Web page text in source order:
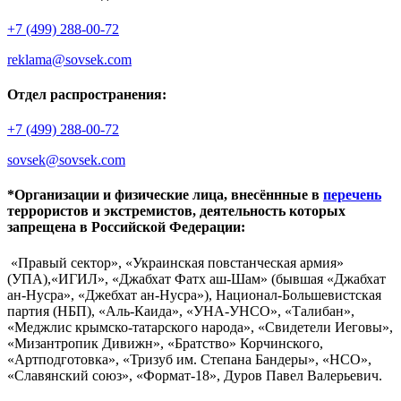
+7 (499) 288-00-72
reklama@sovsek.com
Отдел распространения:
+7 (499) 288-00-72
sovsek@sovsek.com
*Организации и физические лица, внесённные в перечень
террористов и экстремистов, деятельность которых
запрещена в Российской Федерации:
«Правый сектор», «Украинская повстанческая армия»
(УПА),«ИГИЛ», «Джабхат Фатх аш-Шам» (бывшая «Джабхат
ан-Нусра», «Джебхат ан-Нусра»), Национал-Большевистская
партия (НБП), «Аль-Каида», «УНА-УНСО», «Талибан»,
«Меджлис крымско-татарского народа», «Свидетели Иеговы»,
«Мизантропик Дивижн», «Братство» Корчинского,
«Артподготовка», «Тризуб им. Степана Бандеры», «НСО»,
«Славянский союз», «Формат-18», Дуров Павел Валерьевич.